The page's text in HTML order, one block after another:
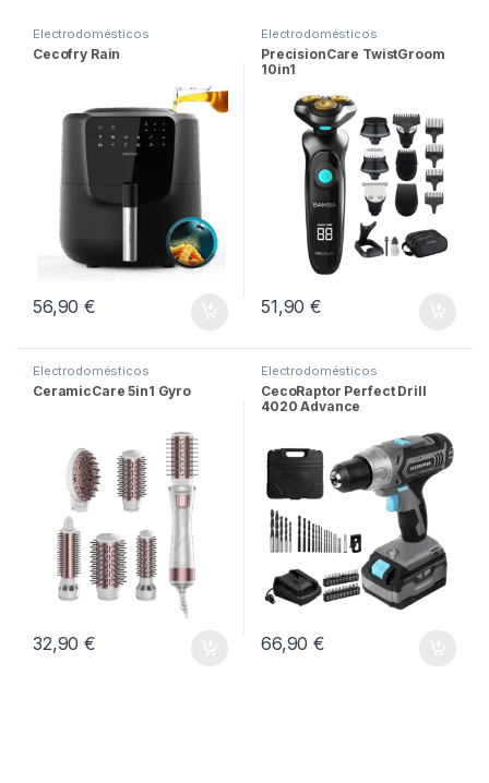
Electrodomésticos
Cecofry Rain
56,90€
Electrodomésticos
PrecisionCare TwistGroom
10in1
51,90€
Electrodomésticos
CeramicCare 5in1 Gyro
32,90€
Electrodomésticos
CecoRaptor Perfect Drill
4020 Advance
66,90€